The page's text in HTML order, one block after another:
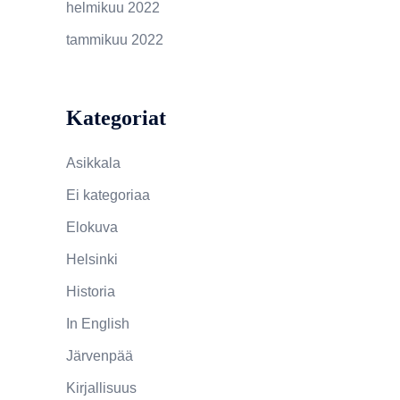
helmikuu 2022
tammikuu 2022
Kategoriat
Asikkala
Ei kategoriaa
Elokuva
Helsinki
Historia
In English
Järvenpää
Kirjallisuus